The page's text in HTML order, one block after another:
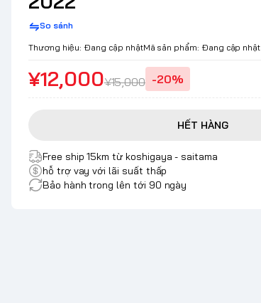
So sánh
Thương hiệu: Đang cập nhậtMã sản phẩm: Đang cập nhật
¥12,000¥15,000 -20%
HẾT HÀNG
Free ship 15km từ koshigaya - saitama
hỗ trợ vay với lãi suất thấp
Bảo hành trong lên tới 90 ngày